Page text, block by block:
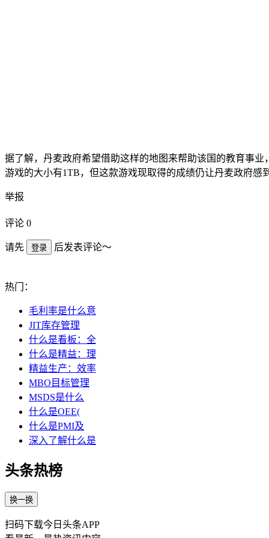
据了解，丹麦政府希望借助这样的地图来帮助该国的教育事
游戏的大小有1TB，但这款游戏现取得的成绩仍让丹麦政府
举报
评论 0
请先 登录 后发表评论～
热门：
毛利率是什么意
JIT库存管理
什么是看板：全
什么是精益：理
精益生产：效率
MBO目标管理
MSDS是什么
什么是OEE(
什么是PMI及
深入了解什么是
头条热榜
换一换
扫码下载今日头条APP